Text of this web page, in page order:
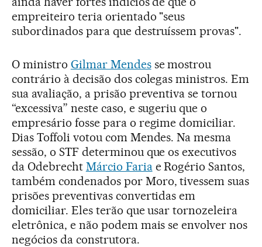
empreiteiro teria orientado "seus
subordinados para que destruíssem provas".
O ministro Gilmar Mendesse mostrou
contrário à decisão dos colegas ministros. Em
sua avaliação, a prisão preventiva se tornou
“excessiva” neste caso, e sugeriu que o
empresário fosse para o regime domiciliar.
Dias Toffoli votou com Mendes. Na mesma
sessão, o STF determinou que os executivos
da Odebrecht Márcio Fariae Rogério Santos,
também condenados por Moro, tivessem suas
prisões preventivas convertidas em
domiciliar. Eles terão que usar tornozeleira
eletrônica, e não podem mais se envolver nos
negócios da construtora.